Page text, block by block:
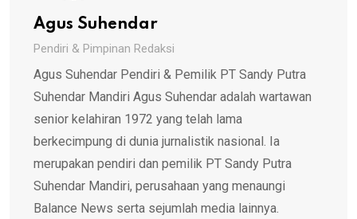
Agus Suhendar
Pendiri & Pimpinan Redaksi
Agus Suhendar Pendiri & Pemilik PT Sandy Putra
Suhendar Mandiri Agus Suhendar adalah wartawan
senior kelahiran 1972 yang telah lama
berkecimpung di dunia jurnalistik nasional. Ia
merupakan pendiri dan pemilik PT Sandy Putra
Suhendar Mandiri, perusahaan yang menaungi
Balance News serta sejumlah media lainnya.